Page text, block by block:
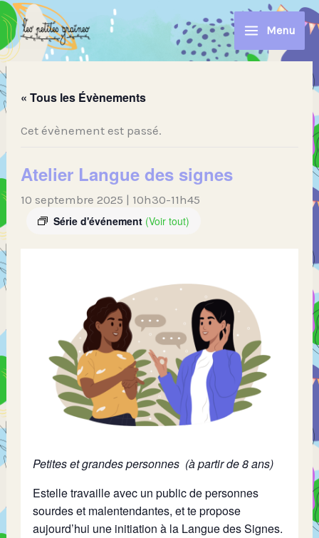
Aller
au
contenu
Menu
« Tous les Évènements
Cet évènement est passé.
Atelier Langue des signes
10 septembre 2025 | 10h30-11h45
Série d'événement (Voir tout)
Petites et grandes personnes (à partir de 8 ans)
Estelle travaille avec un public de personnes
sourdes et malentendantes, et te propose
aujourd’hui une initiation à la Langue des Signes.